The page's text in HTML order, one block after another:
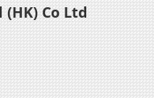
Co Ltd